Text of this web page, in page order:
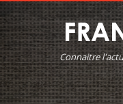
Connaitre